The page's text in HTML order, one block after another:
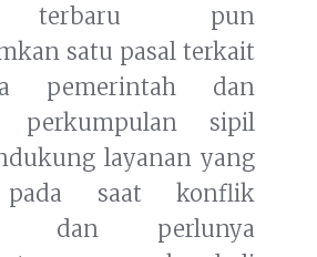
terbaru pun
satu pasal terkait
pemerintah dan
perkumpulan sipil
layanan yang
pada saat konflik
dan perlunya